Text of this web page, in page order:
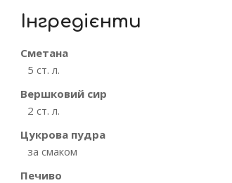
Інгредієнти
Сметана
5 ст. л.
Вершковий сир
2 ст. л.
Цукрова пудра
за смаком
Печиво